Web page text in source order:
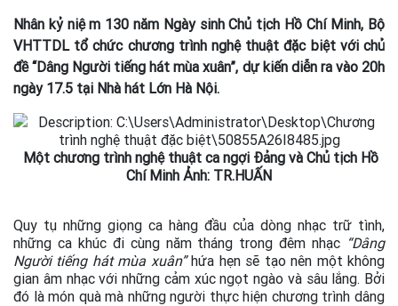
Nhân kỷ niệm 130 năm Ngày sinh Chủ tịch Hồ Chí Minh, Bộ
VHTTDL tổ chức chương trình nghệ thuật đặc biệt với chủ
đề “Dâng Người tiếng hát mùa xuân”, dự kiến diễn ra vào 20h
ngày 17.5 tại Nhà hát Lớn Hà Nội.
Một chương trình nghệ thuật ca ngợi Đảng và Chủ tịch Hồ
Chí Minh Ảnh: TR.HUẤN
Quy tụ những giọng ca hàng đầu của dòng nhạc trữ tình,
những ca khúc đi cùng năm tháng trong đêm nhạc “Dâng
Người tiếng hát mùa xuân”hứa hẹn sẽ tạo nên một không
gian âm nhạc với những cảm xúc ngọt ngào và sâu lắng. Bởi
đó là món quà mà những người thực hiện chương trình dâng